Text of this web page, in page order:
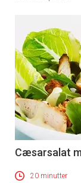
Cæsarsalat
20 minutter